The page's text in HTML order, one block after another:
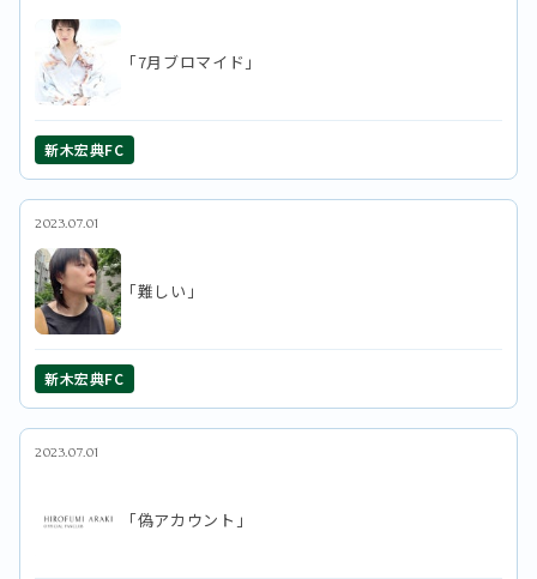
「7月ブロマイド」
新木宏典FC
2023.07.01
「難しい」
新木宏典FC
2023.07.01
「偽アカウント」